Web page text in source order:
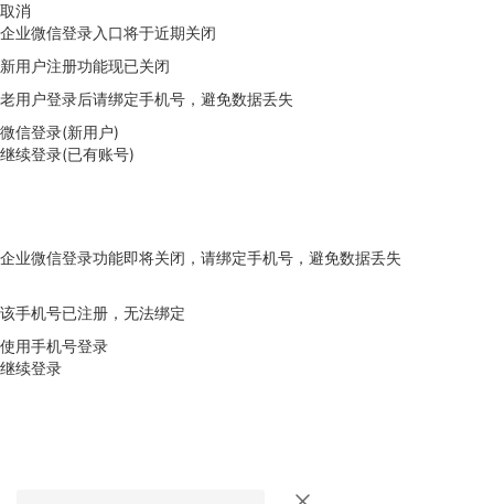
取消
企业微信登录入口将于近期关闭
新用户注册功能现已关闭
老用户登录后请绑定手机号，避免数据丢失
微信登录(新用户)
继续登录(已有账号)
企业微信登录功能即将关闭，请绑定手机号，避免数据丢失
该手机号已注册，无法绑定
使用手机号登录
继续登录